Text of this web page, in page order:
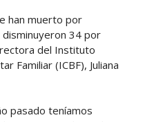
han muerto por
34 por
del Instituto
Familiar (ICBF), Juliana
pasado teníamos